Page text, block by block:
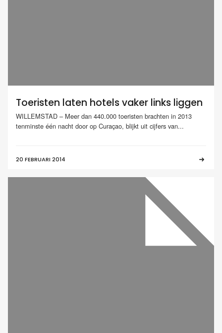
Toeristen laten hotels vaker links liggen
WILLEMSTAD – Meer dan 440.000 toeristen brachten in 2013
tenminste één nacht door op Curaçao, blijkt uit cijfers van...
20 FEBRUARI 2014